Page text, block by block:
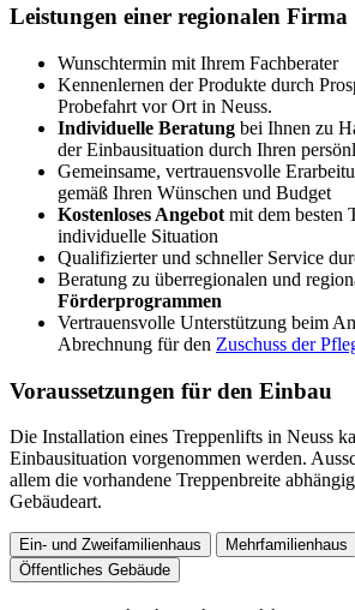
Leistungen einer regionalen Firma
Wunschtermin mit Ihrem Fachberater
Kennenlernen der Produkte durch
Probefahrt vor Ort in Neuss.
Individuelle Beratung bei Ihnen zu
der Einbausituation durch Ihren
Gemeinsame, vertrauensvolle
gemäß Ihren Wünschen und Budget
Kostenloses Angebot mit dem besten
individuelle Situation
Qualifizierter und schneller Service
Beratung zu überregionalen und
Förderprogrammen
Vertrauensvolle Unterstützung beim
Abrechnung für den Zuschuss der
Voraussetzungen für den Einbau
Die Installation eines Treppenlifts in Neuss
Einbausituation vorgenommen werden.
allem die vorhandene Treppenbreite
Gebäudeart.
Ein- und Zweifamilienhaus
Mehrfamilienhaus
Öffentliches Gebäude